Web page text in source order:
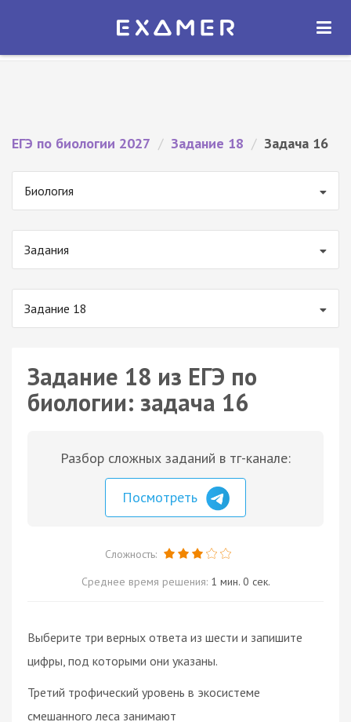
Экзамер — ЕГЭ 2027
ОТКРЫТЬ
ЕГЭ по биологии 2027 / Задание 18 / Задача 16
Биология
Задания
Задание 18
Задание 18 из ЕГЭ по
биологии: задача 16
Разбор сложных заданий в тг-канале:
Посмотреть
Сложность:
Среднее время решения: 1 мин. 0 сек.
Выберите три верных ответа из шести и запишите
цифры, под которыми они указаны.
Третий трофический уровень в экосистеме
смешанного леса занимают